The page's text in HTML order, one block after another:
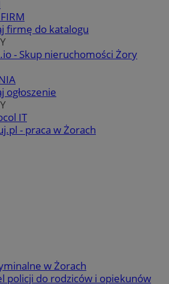
firmę do katalogu
- Skup nieruchomości Żory
ogłoszenie
IT
- praca w Żorach
w Żorach
policji do rodziców i opiekunów